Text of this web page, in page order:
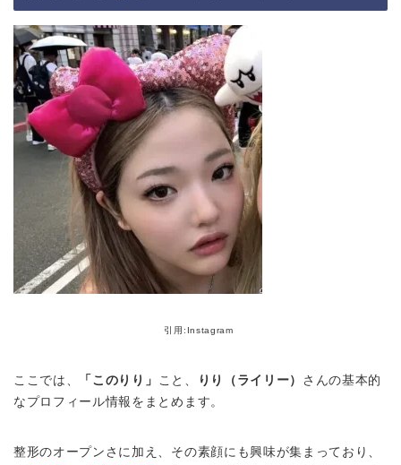
引用:Instagram
ここでは、 「このりり」 こと、 りり（ライリー） さんの基本的
なプロフィール情報をまとめます。
整形のオープンさに加え、その素顔にも興味が集まっており、